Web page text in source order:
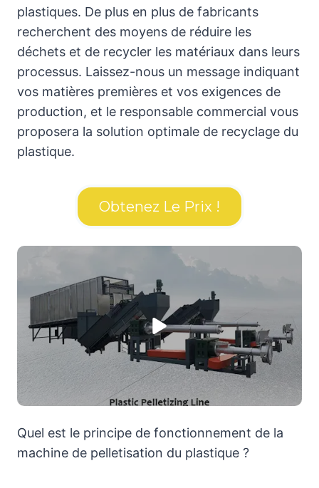
plastiques. De plus en plus de fabricants
recherchent des moyens de réduire les
déchets et de recycler les matériaux dans leurs
processus. Laissez-nous un message indiquant
vos matières premières et vos exigences de
production, et le responsable commercial vous
proposera la solution optimale de recyclage du
plastique.
Obtenez Le Prix !
Quel est le principe de fonctionnement de la
machine de pelletisation du plastique ?